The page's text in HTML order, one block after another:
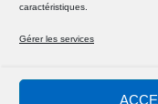
caractéristiques.
Gérer les services